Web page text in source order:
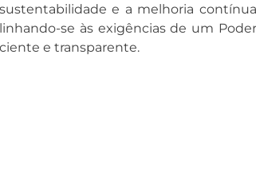
e a melhoria contínua
se às exigências de um Poder
e transparente.